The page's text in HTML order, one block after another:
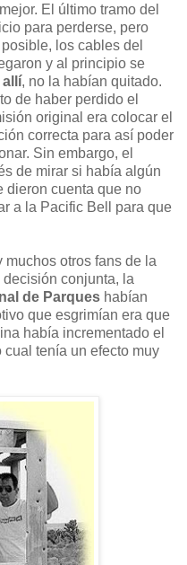
El último tramo del
para perderse, pero
los cables del
y al principio se
allí, no la habían quitado.
de haber perdido el
original era colocar el
correcta para así poder
Sin embargo, el
de mirar si había algún
dieron cuenta que no
a la Pacific Bell para que
otros fans de la
conjunta, la
de Parques habían
que esgrimían era que
había incrementado el
tenía un efecto muy